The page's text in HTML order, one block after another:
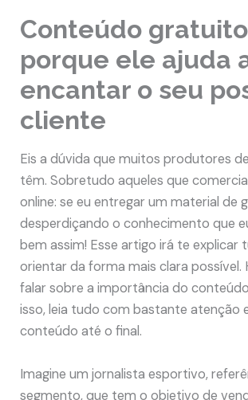
Conteúdo
porque ele ajuda
encantar o seu
cliente
Eis a dúvida que muitos produtores
têm. Sobretudo aqueles que
online: se eu entregar um material de
desperdiçando o conhecimento que
bem assim! Esse artigo irá te explicar
orientar da forma mais clara possível.
falar sobre a importância do
isso, leia tudo com bastante atenção
conteúdo até o final.
Imagine um jornalista esportivo,
segmento, que tem o objetivo de